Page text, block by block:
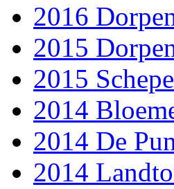
2016
2015
2015
2014
2014 De
2014